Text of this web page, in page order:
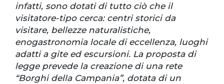
infatti, sono dotati di tutto ciò che il
visitatore-tipo cerca: centri storici da
visitare, bellezze naturalistiche,
enogastronomia locale di eccellenza, luoghi
adatti a gite ed escursioni. La proposta di
legge prevede la creazione di una rete
“Borghi della Campania”, dotata di un